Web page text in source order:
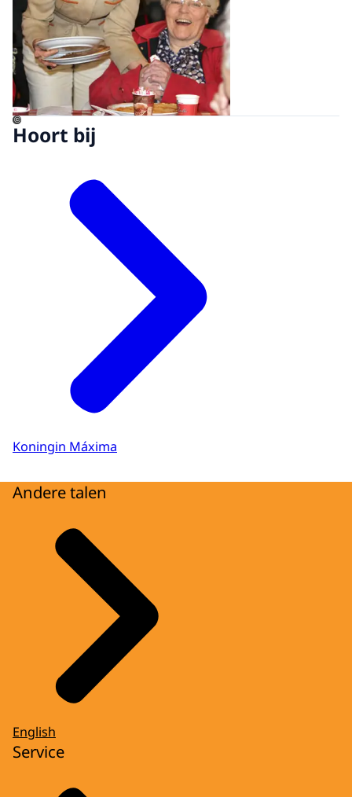
©
Hoort bij
Koningin Máxima
Andere talen
English
Service